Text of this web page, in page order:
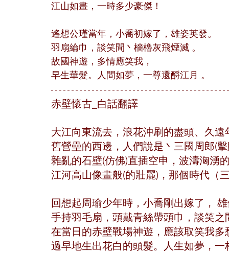
江山如畫，一時多少豪傑！
遙想公瑾當年，小喬初嫁了，雄姿英發。
羽扇綸巾，談笑間丶檣櫓灰飛煙滅 。
故國神遊，多情應笑我，
早生華髮。人間如夢，一尊還酹江月 。
赤壁懷古_白話翻譯
大江向東流去，浪花沖刷的盡頭、久
舊營壘的西邊，人們說是丶三國周郎(
雜亂的石壁(仿佛)直插空申，波濤洶湧
江河高山像畫般(的壯麗)，那個時代（
回想起周瑜少年時，小喬剛出嫁了，
手持羽毛扇，頭戴青絲帶頭巾，談笑
在當日的赤壁戰場神遊，應該取笑我
過早地生出花白的頭髮。人生如夢，